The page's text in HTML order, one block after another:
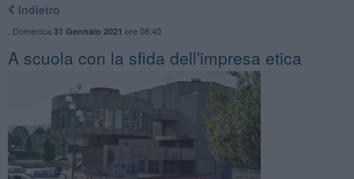
Indietro
Domenica 31 Gennaio 2021 ore 08:40
A scuola con la sfida dell'impresa etica